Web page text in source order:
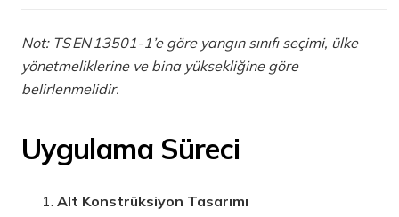
Not: TS EN 13501-1’e göre yangın sınıfı seçimi, ülke
yönetmeliklerine ve bina yüksekliğine göre
belirlenmelidir.
Uygulama Süreci
Alt Konstrüksiyon Tasarımı